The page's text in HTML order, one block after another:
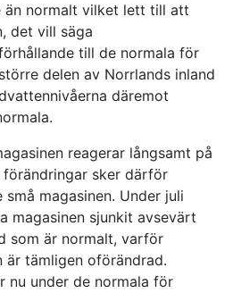
än normalt vilket lett till att
det vill säga
till de normala för
delen av Norrlands inland
däremot
reagerar långsamt på
sker därför
magasinen. Under juli
magasinen sjunkit avsevärt
som är normalt, varför
är tämligen oförändrad.
nu under de normala för